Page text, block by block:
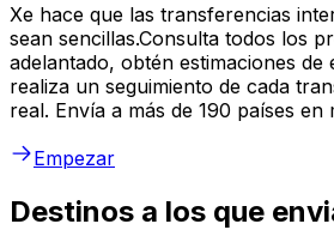
Xe hace que las transferencias
sean sencillas.Consulta todos los
adelantado, obtén estimaciones de
realiza un seguimiento de cada
real. Envía a más de 190 países en
Empezar
Destinos a los que